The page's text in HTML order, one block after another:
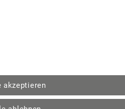
- Gartentechnik Hansen | Realisation
akzeptieren